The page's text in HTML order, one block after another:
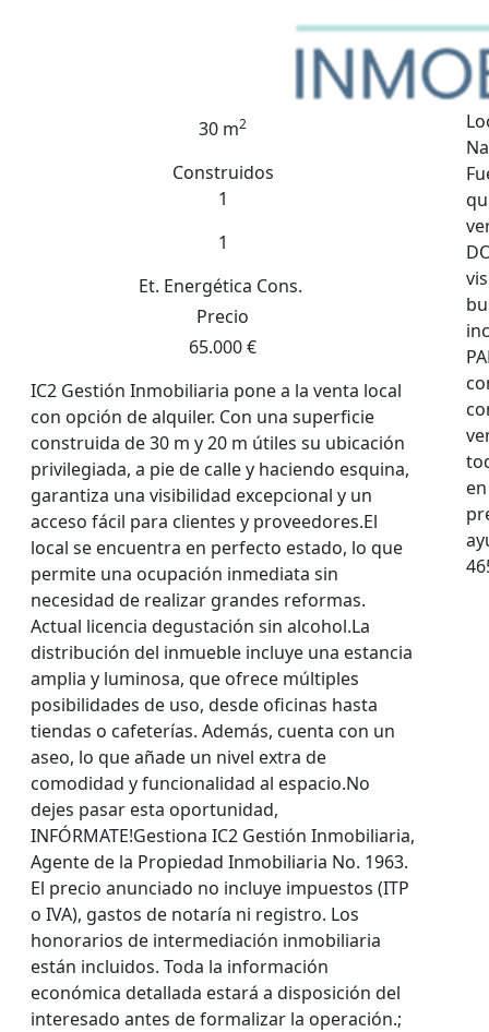
30 m2
Construidos
1
1
Et. Energética Cons.
Precio
65.000 €
IC2 Gestión Inmobiliaria pone a la venta local
con opción de alquiler. Con una superficie
construida de 30 m y 20 m útiles su ubicación
privilegiada, a pie de calle y haciendo esquina,
garantiza una visibilidad excepcional y un
acceso fácil para clientes y proveedores.El
local se encuentra en perfecto estado, lo que
permite una ocupación inmediata sin
necesidad de realizar grandes reformas.
Actual licencia degustación sin alcohol.La
distribución del inmueble incluye una estancia
amplia y luminosa, que ofrece múltiples
posibilidades de uso, desde oficinas hasta
tiendas o cafeterías. Además, cuenta con un
aseo, lo que añade un nivel extra de
comodidad y funcionalidad al espacio.No
dejes pasar esta oportunidad,
INFÓRMATE!Gestiona IC2 Gestión Inmobiliaria,
Agente de la Propiedad Inmobiliaria No. 1963.
El precio anunciado no incluye impuestos (ITP
o IVA), gastos de notaría ni registro. Los
honorarios de intermediación inmobiliaria
están incluidos. Toda la información
económica detallada estará a disposición del
interesado antes de formalizar la operación.;